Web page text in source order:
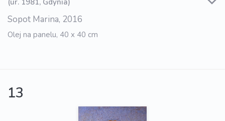
Sopot Marina, 2016
Olej na panelu, 40 x 40 cm
13